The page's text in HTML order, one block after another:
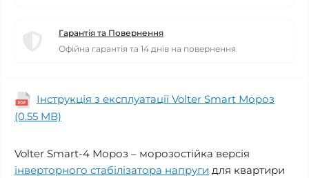
Гарантія та Повернення
Офійна гарантія та 14 днів на повернення
Інструкція з експлуатації Volter Smart Мороз
(0.55 MB)
Volter Smart-4 Мороз – морозостійка версія
інверторного стабілізатора напруги для квартири